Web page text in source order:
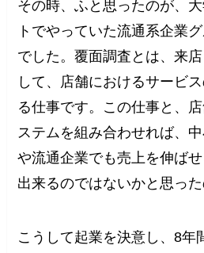
その時、ふと思ったのが、
トでやっていた流通系企業
でした。覆面調査とは、来
して、店舗におけるサービ
る仕事です。この仕事と、
ステムを組み合わせれば、
や流通企業でも売上を伸ば
出来るのではないかと思った
こうして起業を決意し、8年